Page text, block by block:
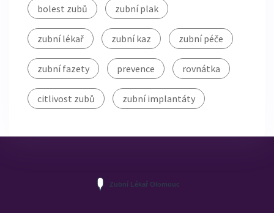
bolest zubů zubní plak
zubní lékař zubní kaz zubní péče
zubní fazety prevence rovnátka
citlivost zubů zubní implantáty